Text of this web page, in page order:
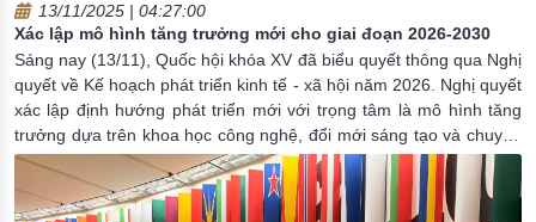
13/11/2025 | 04:27:00
Xác lập mô hình tăng trưởng mới cho giai đoạn 2026-2030
Sáng nay (13/11), Quốc hội khóa XV đã biểu quyết thông qua Nghị
quyết về Kế hoạch phát triển kinh tế - xã hội năm 2026. Nghị quyết
xác lập định hướng phát triển mới với trọng tâm là mô hình tăng
trưởng dựa trên khoa học công nghệ, đổi mới sáng tạo và chuyển
đổi số, đồng thời quán triệt yêu cầu giữ vững ổn định vĩ mô, nâng
cao chất lượng thể chế, hoàn thiện kết cấu hạ tầng và phát huy
mạnh mẽ sức mạnh nội lực của nền kinh tế.